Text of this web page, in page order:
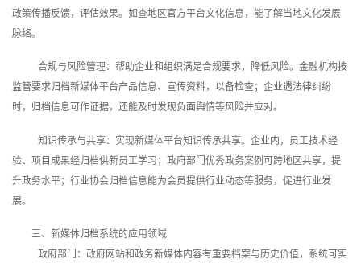
政策传播反馈，评估效果。如查地区官方平台文化信息，能了解当地文化发展
脉络。
合规与风险管理：帮助企业和组织满足合规要求，降低风险。金融机构按
监管要求归档新媒体平台产品信息、宣传资料，以备检查；企业遇法律纠纷
时，归档信息可作证据，还能及时发现负面舆情等风险并应对。
知识传承与共享：实现新媒体平台知识传承共享。企业内，员工技术经
验、项目成果经归档供新员工学习；政府部门优秀政务案例可跨地区共享，提
升政务水平；行业协会归档信息能为会员提供行业动态等服务，促进行业发
展。
三、新媒体归档系统的应用领域
政府部门：政府网站和政务新媒体内容有重要档案与历史价值，系统可实